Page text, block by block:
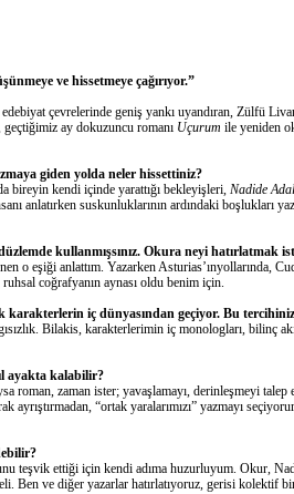
ve hissetmeye çağırıyor.”
çevrelerinde geniş yankı uyandıran, Zülfü
geçtiğimiz ay dokuzuncu romanı Uçurum ile yeniden
giden yolda neler hissettiniz?
bireyin kendi içinde yarattığı bekleyişleri, Nadide
anlatırken suskunluklarının ardındaki boşlukları yaz
kullanmışsınız. Okura neyi hatırlatmak
o eşiği anlattım. YazarkenAsturias’ınyollarında,
coğrafyanın aynası oldu benim için.
karakterlerin iç dünyasından geçiyor. Bu
Bilakis, karakterlerimin iç monologları, bilinç
ayakta kalabilir?
roman, zaman ister; yavaşlamayı, derinleşmeyi
ayrıştırmadan, “ortak yaralarımızı” yazmayı
teşvik ettiği için kendi adıma huzurluyum. Okur,
. Ben ve diğer yazarlar hatırlatıyoruz, gerisi kolektif